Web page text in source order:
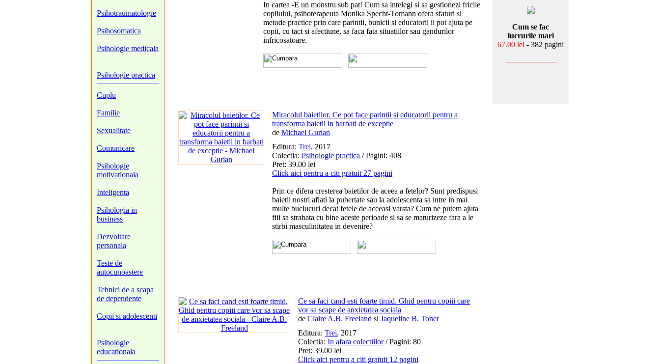
Psihotraumatologie
Psihosomatica
Psihologie medicala
Psihologie practica
Cuplu
Familie
Sexualitate
Comunicare
Psihologie
motivationala
Inteligenta
Psihologia in
business
Dezvoltare
personala
Teste de
autocunoastere
Tehnici de a scapa
de dependente
Copii si adolescenti
Psihologie
educationala
In cartea -E un monstru sub pat! Cum sa intelegi si sa gestionezi fricile
copilului, psihoterapeuta Monika Specht-Tomann ofera sfaturi si
metode practice prin care parintii, bunicii si educatorii ii pot ajuta pe
copii, cu tact si afectiune, sa faca fata situatiilor sau gandurilor
infricosatoare.
Miracolul baietilor. Ce pot face parintii si educatorii pentru a
transforma baietii in barbati de exceptie
de Michael Gurian
Editura: Trei, 2017
Colectia: Psihologie practica / Pagini: 408
Pret: 39.00 lei
Click aici pentru a citi gratuit 27 pagini
Prin ce difera cresterea baietilor de aceea a fetelor? Sunt predispusi
baietii nostri aflati la pubertate sau la adolescenta sa intre in mai
multe buclucuri decat fetele de aceeasi varsta? Cum ne putem ajuta
fiii sa strabata cu bine aceste perioade si sa se maturizeze fara a le
stirbi masculinitatea in devenire?
Ce sa faci cand esti foarte timid. Ghid pentru copiii care
vor sa scape de anxietatea sociala
de Claire A.B. Freeland si Jaqueline B. Toner
Editura: Trei, 2017
Colectia: In afara colectiilor/ Pagini: 80
Pret: 39.00 lei
Click aici pentru a citi gratuit 12 pagini
Cum se fac
lucrurile mari
67.00 lei - 382 pagini